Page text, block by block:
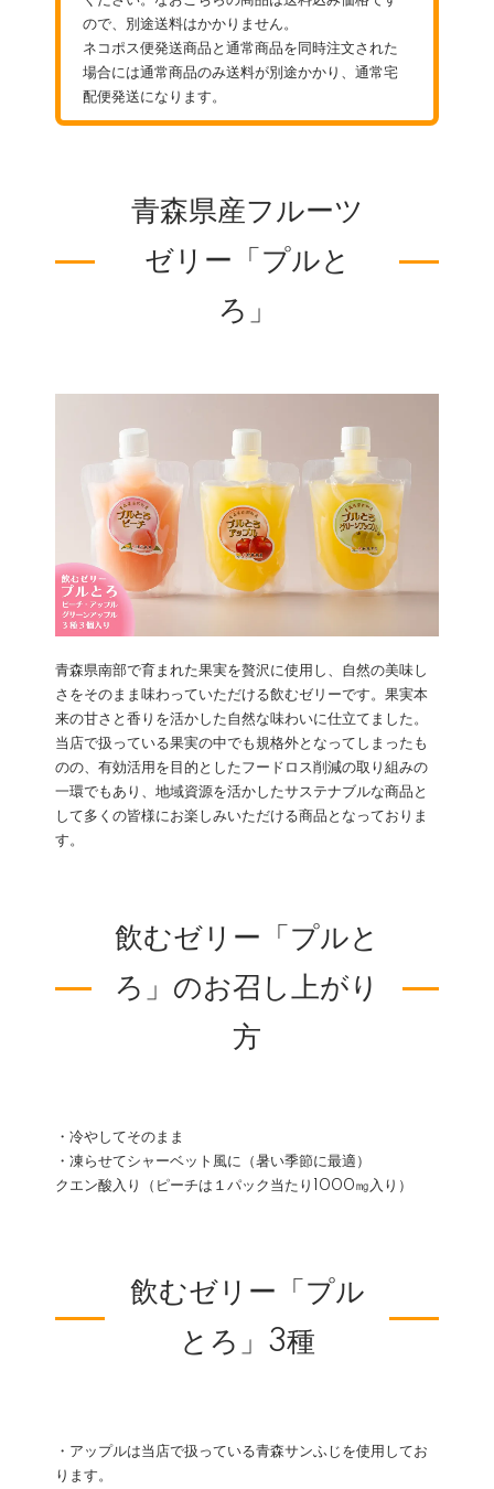
ので、別途送料はかかりません。
ネコポス便発送商品と通常商品を同時注文された
場合には通常商品のみ送料が別途かかり、通常宅
配便発送になります。
青森県産フルーツ
ゼリー「プルと
ろ」
青森県南部で育まれた果実を贅沢に使用し、自然の美味し
さをそのまま味わっていただける飲むゼリーです。果実本
来の甘さと香りを活かした自然な味わいに仕立てました。
当店で扱っている果実の中でも規格外となってしまったも
のの、有効活用を目的としたフードロス削減の取り組みの
一環でもあり、地域資源を活かしたサステナブルな商品と
して多くの皆様にお楽しみいただける商品となっておりま
す。
飲むゼリー「プルと
ろ」のお召し上がり
方
・冷やしてそのまま
・凍らせてシャーベット風に（暑い季節に最適）
クエン酸入り（ピーチは１パック当たり1000㎎入り）
飲むゼリー「プル
とろ」3種
・アップルは当店で扱っている青森サンふじを使用してお
ります。